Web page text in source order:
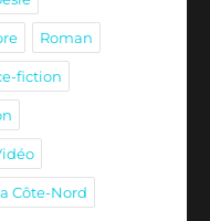
Roman
fiction
Côte-Nord